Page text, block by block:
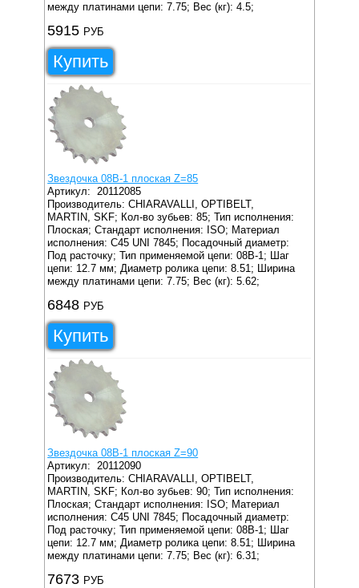
между платинами цепи: 7.75; Вес (кг): 4.5;
5915 РУБ
Купить
Звездочка 08B-1 плоская Z=85
Артикул: 20112085
Производитель: CHIARAVALLI, OPTIBELT,
MARTIN, SKF; Кол-во зубьев: 85; Тип исполнения:
Плоская; Стандарт исполнения: ISO; Материал
исполнения: C45 UNI 7845; Посадочный диаметр:
Под расточку; Тип применяемой цепи: 08B-1;
Шаг
цепи: 12.7 мм; Диаметр ролика цепи: 8.51;
Ширина
между платинами цепи: 7.75; Вес (кг): 5.62;
6848 РУБ
Купить
Звездочка 08B-1 плоская Z=90
Артикул: 20112090
Производитель: CHIARAVALLI, OPTIBELT,
MARTIN, SKF; Кол-во зубьев: 90; Тип исполнения:
Плоская; Стандарт исполнения: ISO; Материал
исполнения: C45 UNI 7845; Посадочный диаметр:
Под расточку; Тип применяемой цепи: 08B-1;
Шаг
цепи: 12.7 мм; Диаметр ролика цепи: 8.51;
Ширина
между платинами цепи: 7.75; Вес (кг): 6.31;
7673 РУБ